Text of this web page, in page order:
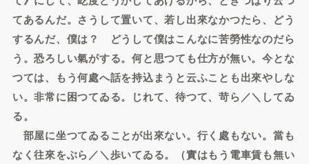
てあるんだ。さうして置いて、若し出來なかつたら、どう
するんだ、僕は？ どうして僕はこんなに苦勞性なのだら
う。恐ろしい氣がする。何と思つても仕方が無い。今とな
つては、もう何處へ話を持込まうと云ふことも出來やしな
い。非常に困つてゐる。じれて、待つて、苛ら／＼してゐ
る。
部屋に坐つてゐることが出來ない。行く處もない。當も
なく往來をぶら／＼歩いてゐる。（實はもう電車賃も無い